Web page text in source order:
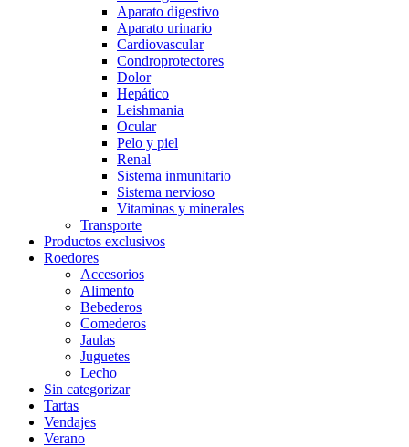
Aparato digestivo
Aparato urinario
Cardiovascular
Condroprotectores
Dolor
Hepático
Leishmania
Ocular
Pelo y piel
Renal
Sistema inmunitario
Sistema nervioso
Vitaminas y minerales
Transporte
Productos exclusivos
Roedores
Accesorios
Alimento
Bebederos
Comederos
Jaulas
Juguetes
Lecho
Sin categorizar
Tartas
Vendajes
Verano